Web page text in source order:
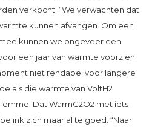
verkocht. “We verwachten dat
kunnen afvangen. Om een
kunnen we ongeveer een
een jaar van warmte voorzien.
niet rendabel voor langere
als die warmte van VoltH2
Dat WarmC2O2 met iets
zich maar al te goed. “Naar